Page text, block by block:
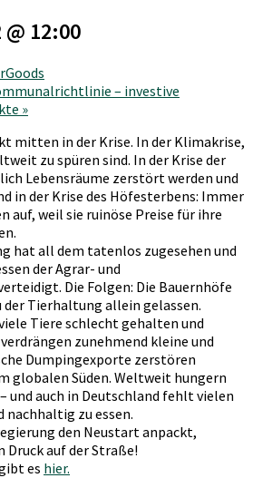
12:00
– investive
»
mitten in der Krise. In der Klimakrise,
zu spüren sind. In der Krise der
Lebensräume zerstört werden und
in der Krise des Höfesterbens: Immer
auf, weil sie ruinöse Preise für ihre
hat all dem tatenlos zugesehen und
der Agrar- und
Die Folgen: Die Bauernhöfe
Tierhaltung allein gelassen.
Tiere schlecht gehalten und
zunehmend kleine und
Dumpingexporte zerstören
globalen Süden. Weltweit hungern
und auch in Deutschland fehlt vielen
nachhaltig zu essen.
den Neustart anpackt,
auf der Straße!
es hier.